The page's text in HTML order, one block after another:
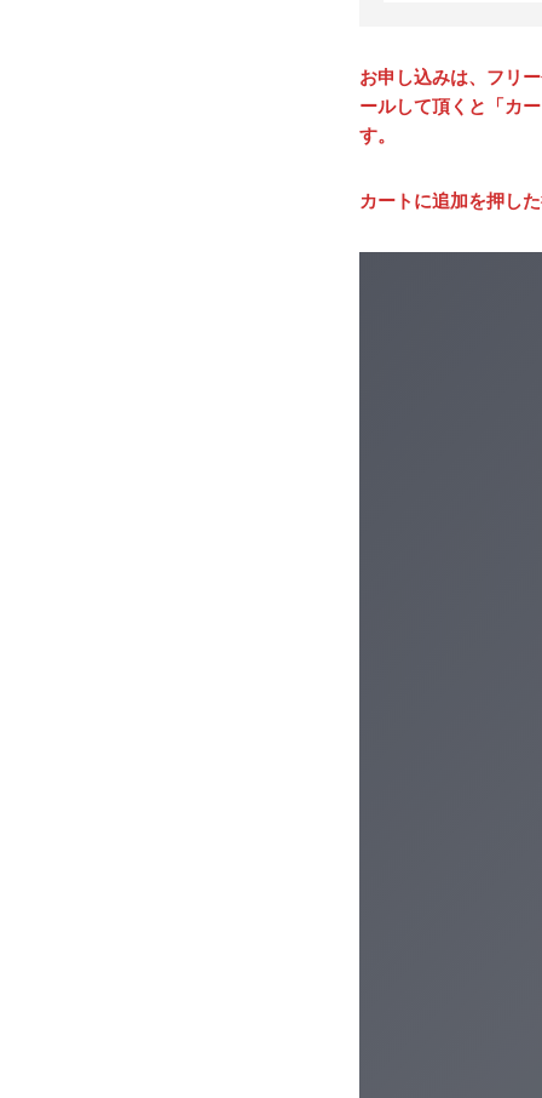
お申し込みは、フリ
ールして頂くと「カ
す。
カートに追加を押し